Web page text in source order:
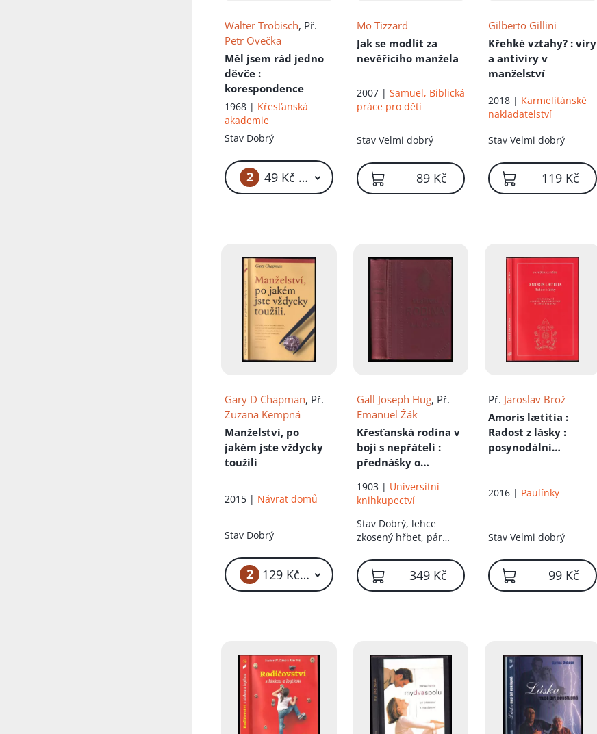
Walter Trobisch, Př.
Petr Ovečka
Měl jsem rád jedno
děvče :
korespondence
1968 | Křesťanská
akademie
Stav Dobrý
2 49 Kč – 59 Kč
Mo Tizzard
Jak se modlit za
nevěřícího manžela
2007 | Samuel, Biblická
práce pro děti
Stav Velmi dobrý
89 Kč
Gilberto Gillini
Křehké vztahy? : viry
a antiviry v
manželství
2018 | Karmelitánské
nakladatelství
StavVelmi dobrý
119 Kč
Gary D Chapman, Př.
Zuzana Kempná
Manželství, po
jakém jste vždycky
toužili
2015 | Návrat domů
Stav Dobrý
2 129 Kč – 139 Kč
Gall Joseph Hug, Př.
Emanuel Žák
Křesťanská rodina v
boji s nepřáteli :
přednášky o
manželství a
křesťanské výchově
1903 | Universitní
knihkupectví
Stav Dobrý, lehce
zkosený hřbet, pár
349 Kč
Př. Jaroslav Brož
Amoris lætitia :
Radost z lásky :
posynodální
rodině
2016 | Paulínky
StavVelmi dobrý
99 Kč